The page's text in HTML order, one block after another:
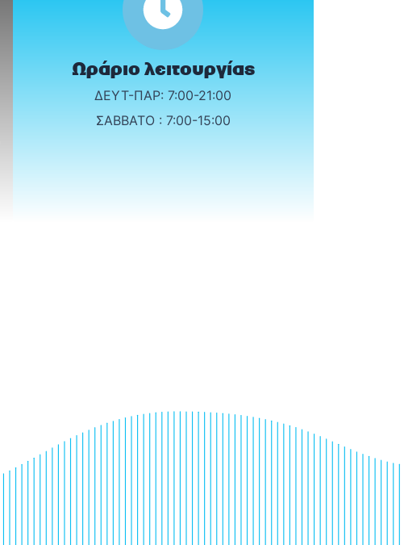
Ωράριο λειτουργίας
ΔΕΥΤ-ΠΑΡ: 7:00-21:00
ΣΑΒΒΑΤΟ : 7:00-15:00